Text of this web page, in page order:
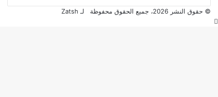
© حقوق النشر 2026، جميع الحقوق محفوظة لـ Zatsh